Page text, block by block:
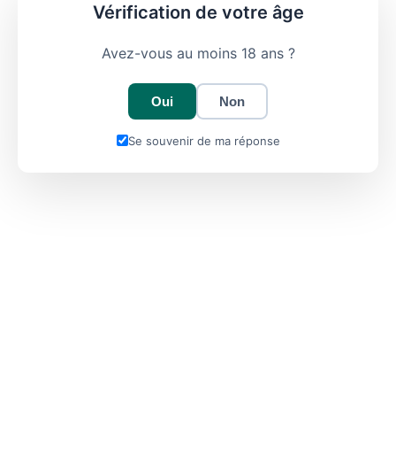
Vérification de votre âge
Avez-vous au moins 18 ans ?
Oui Non
Se souvenir de ma réponse